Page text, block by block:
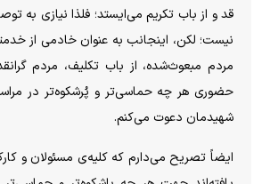
قد و از باب تکریم می‌ایستد؛ فلذا نیازی به
نیست؛ لکن، اینجانب به عنوان خادمی از
مردم مبعوث‌شده، از باب تکلیف، مردم
حضوری هر چه حماسی‌تر و پُرشکوه‌تر در
شهیدمان دعوت می‌کنم.
ایضاً تصریح می‌دارم که کلیه‌ی مسئولان و